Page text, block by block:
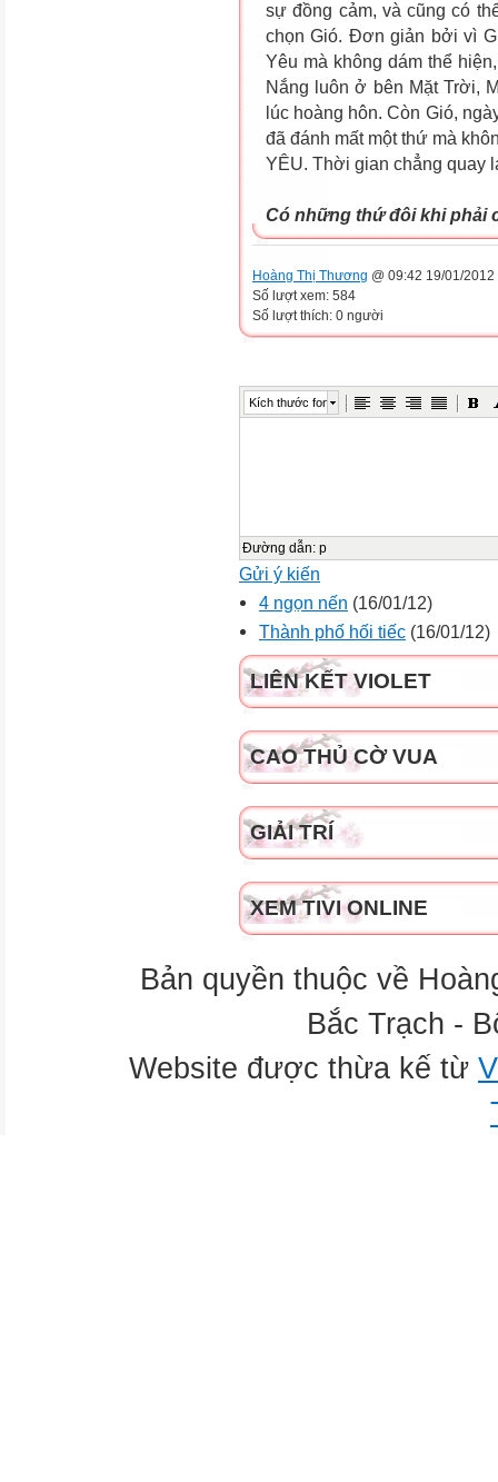
sự đồng cảm, và cũng có
chọn Gió. Đơn giản bởi vì
Yêu mà không dám thể
Nắng luôn ở bên Mặt Trời,
lúc hoàng hôn. Còn Gió,
đã đánh mất một thứ mà
YÊU. Thời gian chẳng quay
Có những thứ đôi khi phải
Hoàng Thị Thương @ 09:42 19/01/2012
Số lượt xem: 584
Số lượt thích: 0 người
Kích thước font
Đường dẫn: p
Gửi ý kiến
4 ngọn nến (16/01/12)
Thành phố hối tiếc (16/01/12)
LIÊN KẾT VIOLET
CAO THỦ CỜ VUA
GIẢI TRÍ
XEM TIVI ONLINE
Bản quyền thuộc về
Bắc Trạch -
Website được thừa kế từ